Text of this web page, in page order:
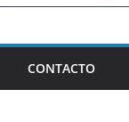
CONTACTO